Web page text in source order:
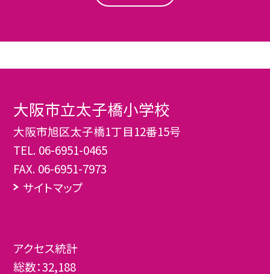
大阪市立太子橋小学校
大阪市旭区太子橋1丁目12番15号
TEL. 06-6951-0465
FAX. 06-6951-7973
サイトマップ
アクセス統計
総数：32,188